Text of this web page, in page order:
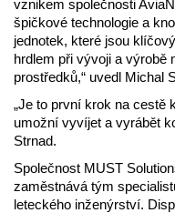
vznikem společnosti
špičkové technologie a
jednotek, které jsou
hrdlem při vývoji a výrobě
prostředků,“ uvedl Michal
„Je to první krok na cestě
umožní vyvíjet a vyrábět
Strnad.
Společnost MUST
zaměstnává tým
leteckého inženýrství.